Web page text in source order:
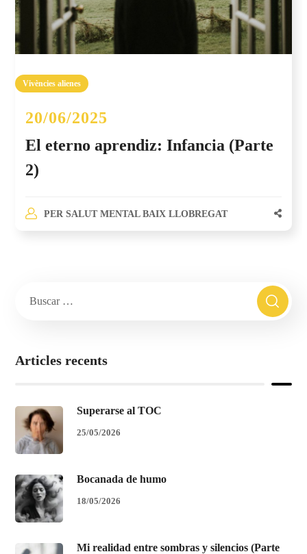
Vivències alienes
20/06/2025
El eterno aprendiz: Infancia (Parte
2)
PER SALUT MENTAL BAIX LLOBREGAT
Articles recents
Superarse al TOC
25/05/2026
Bocanada de humo
18/05/2026
Mi realidad entre sombras y silencios (Parte